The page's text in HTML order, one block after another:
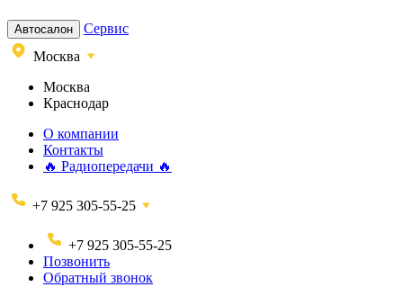
Автосалон
Сервис
Москва
Москва
Краснодар
О компании
Контакты
🔥 Радиопередачи 🔥
+7 925 305-55-25
+7 925 305-55-25
Позвонить
Обратный звонок